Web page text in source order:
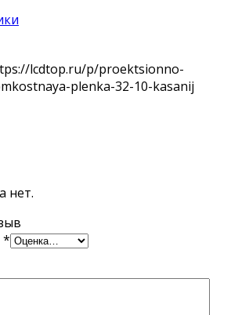
lcdtop.ru/p/proektsionno-
plenka-32-10-kasanij
нет.
*